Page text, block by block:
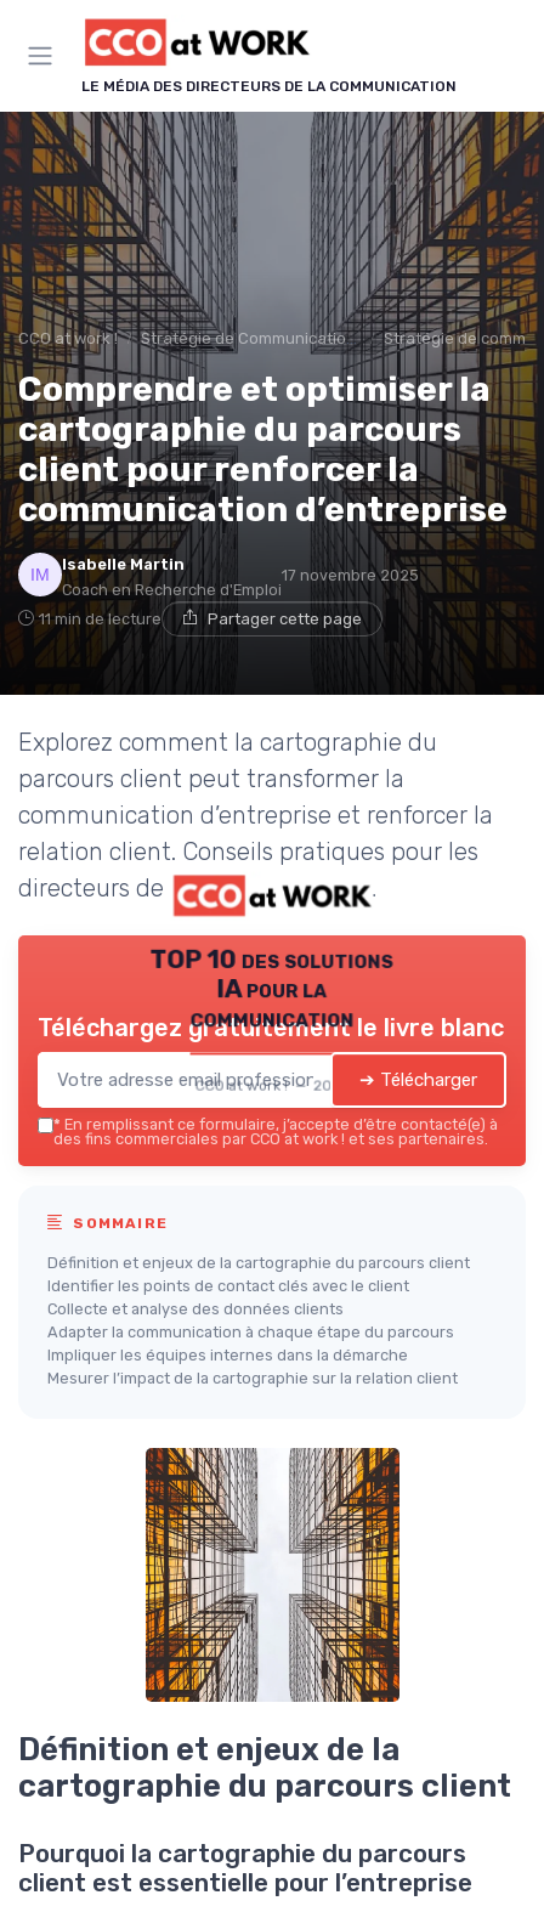
LE MÉDIA DES DIRECTEURS DE LA COMMUNICATION
CCO at work ! Stratégie de Communication & Image Stratégie de
Comprendre et optimiser la
cartographie du parcours
client pour renforcer la
communication d’entreprise
Isabelle Martin
Coach en Recherche d'Emploi
17 novembre 2025
11 min de lecture Partager cette page
Explorez comment la cartographie du
parcours client peut transformer la
communication d’entreprise et renforcer la
relation client. Conseils pratiques pour les
directeurs de la communication.
TOP 10 des solutions
IA pour la
communication
CCO at work ! — 2026
Téléchargez gratuitement le livre blanc
➔ Télécharger
* En remplissant ce formulaire, j’accepte d’être contacté(e) à
des fins commerciales par CCO at work ! et ses partenaires.
SOMMAIRE
Définition et enjeux de la cartographie du parcours client
Identifier les points de contact clés avec le client
Collecte et analyse des données clients
Adapter la communication à chaque étape du parcours
Impliquer les équipes internes dans la démarche
Mesurer l’impact de la cartographie sur la relation client
Définition et enjeux de la
cartographie du parcours client
Pourquoi la cartographie du parcours
client est essentielle pour l’entreprise
Panneau de gestion des cookies